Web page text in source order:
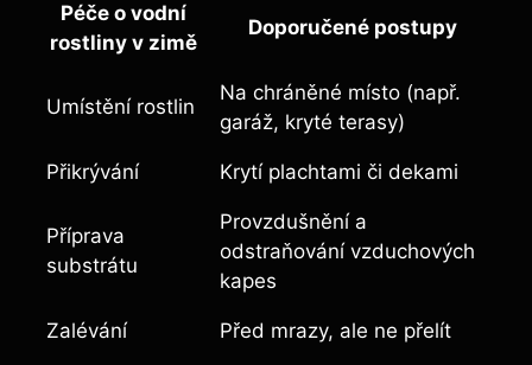
Péče o vodní
rostliny v zimě
Doporučené postupy
Umístění rostlin
Na chráněné místo (např.
garáž, kryté terasy)
Přikrývání Krytí plachtami či dekami
Příprava
substrátu
Provzdušnění a
odstraňování vzduchových
kapes
Zalévání Před mrazy, ale ne přelít